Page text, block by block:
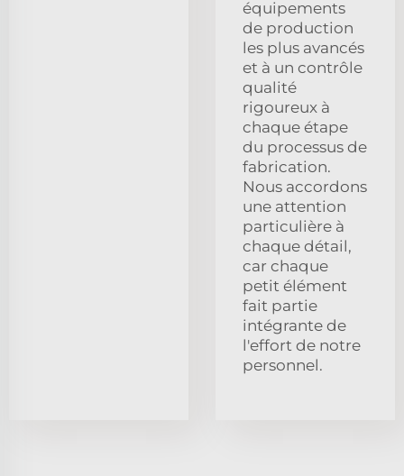
équipements
de production
les plus avancés
et à un contrôle
qualité
rigoureux à
chaque étape
du processus de
fabrication.
Nous accordons
une attention
particulière à
chaque détail,
car chaque
petit élément
fait partie
intégrante de
l'effort de notre
personnel.